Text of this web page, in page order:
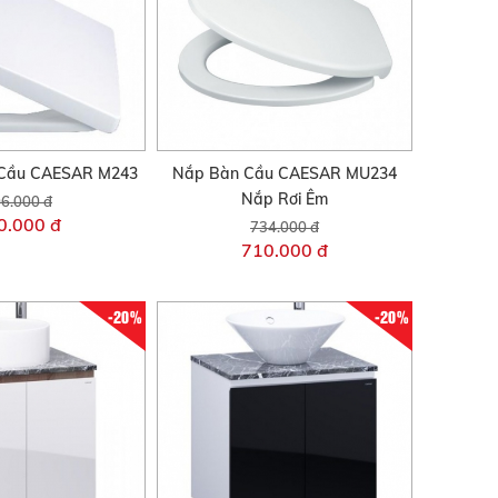
CAESAR M243
đ
đ
Nắp Bàn Cầu CAESAR MU234
Nắp Rơi Êm
734.000 đ
710.000 đ
-20% -20%